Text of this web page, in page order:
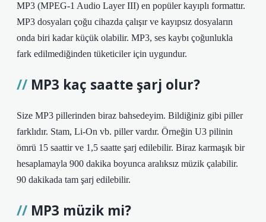
MP3 (MPEG-1 Audio Layer III) en popüler kayıplı formattır.
MP3 dosyaları çoğu cihazda çalışır ve kayıpsız dosyaların
onda biri kadar küçük olabilir. MP3, ses kaybı çoğunlukla
fark edilmediğinden tüketiciler için uygundur.
MP3 kaç saatte şarj olur?
Size MP3 pillerinden biraz bahsedeyim. Bildiğiniz gibi piller
farklıdır. Stam, Li-On vb. piller vardır. Örneğin U3 pilinin
ömrü 15 saattir ve 1,5 saatte şarj edilebilir. Biraz karmaşık bir
hesaplamayla 900 dakika boyunca aralıksız müzik çalabilir.
90 dakikada tam şarj edilebilir.
MP3 müzik mi?